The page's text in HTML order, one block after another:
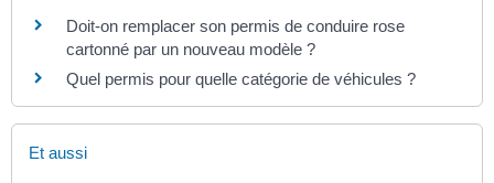
Doit-on remplacer son permis de conduire rose
cartonné par un nouveau modèle ?
Quel permis pour quelle catégorie de véhicules ?
Et aussi